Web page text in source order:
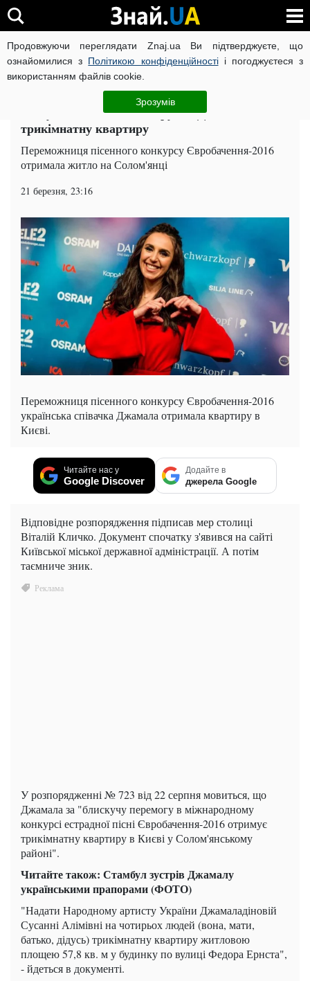
Продовжуючи переглядати Znaj.ua Ви підтверджуєте, що
ознайомилися з Політикою конфіденційностіі погоджуєтеся з
використанням файлів cookie.
Зрозумів
ВІЙНА РОСІЇ ПРОТИ УКРАЇНИ КОРОНАВІРУС В УКРАЇНІ
Шоу-бізнес ЧИТАТЬ НА РУССКОМ
Заслужила: Кличко подарував Джамалі
трикімнатну квартиру
Переможниця пісенного конкурсу Євробачення-2016
отримала житло на Солом'янці
21 березня, 23:16
Переможниця пісенного конкурсу Євробачення-2016
українська співачка Джамала отримала квартиру в
Києві.
Читайте нас у
Google Discover
Додайте в
джерела Google
Відповідне розпорядження підписав мер столиці
Віталій Кличко. Документ спочатку з'явився на сайті
Київської міської державної адміністрації. А потім
таємниче зник.
У розпорядженні № 723 від 22 серпня мовиться, що
Джамала за "блискучу перемогу в міжнародному
конкурсі естрадної пісні Євробачення-2016 отримує
трикімнатну квартиру в Києві у Солом'янському
районі".
Читайте також: Стамбул зустрів Джамалу
українськими прапорами (ФОТО)
"Надати Народному артисту України Джамаладіновій
Сусанні Алімівні на чотирьох людей (вона, мати,
батько, дідусь) трикімнатну квартиру житловою
площею 57,8 кв. м у будинку по вулиці Федора Ернста",
- йдеться в документі.